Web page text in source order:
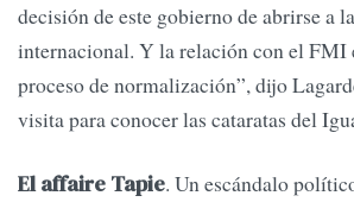
decisión de este gobierno de abrirse a
internacional. Y la relación con el FMI
proceso de normalización”, dijo
visita para conocer las cataratas del
El affaire Tapie. Un escándalo